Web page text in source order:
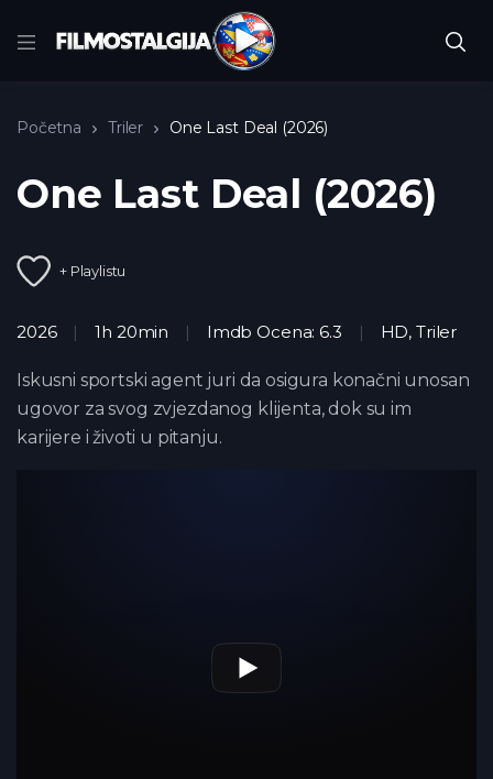
Početna Triler One Last Deal (2026)
One Last Deal (2026)
+ Playlistu
2026 1h 20min Imdb Ocena: 6.3 HD, Triler
Iskusni sportski agent juri da osigura konačni unosan
ugovor za svog zvjezdanog klijenta, dok su im
karijere i životi u pitanju.